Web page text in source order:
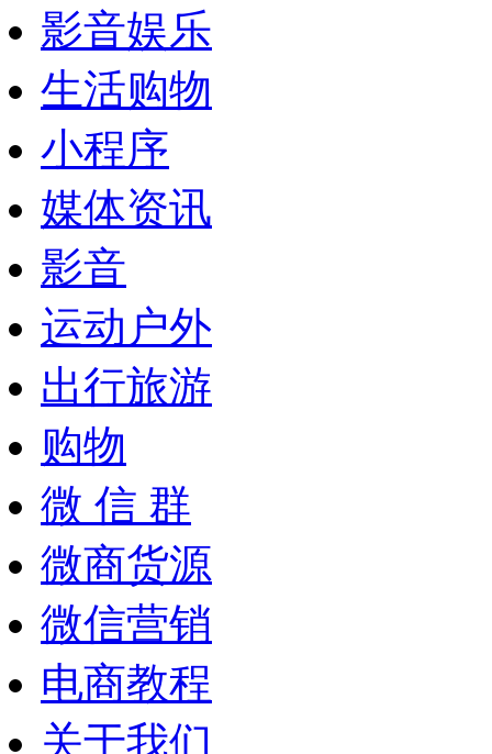
影音娱乐
生活购物
小程序
媒体资讯
影音
运动户外
出行旅游
购物
微 信 群
微商货源
微信营销
电商教程
关于我们